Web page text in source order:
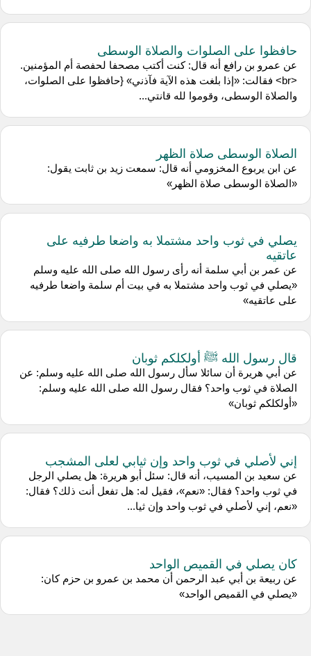
حافظوا على الصلوات والصلاة الوسطى
عن عمرو بن رافع أنه قال: كنت أكتب مصحفا لحفصة أم المؤمنين.
<br> فقالت: «إذا بلغت هذه الآية فآذني» {حافظوا على الصلوات،
والصلاة الوسطى، وقوموا لله قانتي...
الصلاة الوسطى صلاة الظهر
عن ابن يربوع المخزومي أنه قال: سمعت زيد بن ثابت يقول:
«الصلاة الوسطى صلاة الظهر»
يصلي في ثوب واحد مشتملا به واضعا طرفيه على
عاتقيه
عن عمر بن أبي سلمة أنه رأى رسول الله صلى الله عليه وسلم
«يصلي في ثوب واحد مشتملا به في بيت أم سلمة واضعا طرفيه
على عاتقيه»
قال رسول الله ﷺ أولكلكم ثوبان
عن أبي هريرة أن سائلا سأل رسول الله صلى الله عليه وسلم: عن
الصلاة في ثوب واحد؟ فقال رسول الله صلى الله عليه وسلم:
«أولكلكم ثوبان»
إني لأصلي في ثوب واحد وإن ثيابي لعلى المشجب
عن سعيد بن المسيب، أنه قال: سئل أبو هريرة: هل يصلي الرجل
في ثوب واحد؟ فقال: «نعم»، فقيل له: هل تفعل أنت ذلك؟ فقال:
«نعم، إني لأصلي في ثوب واحد وإن ثيا...
كان يصلي في القميص الواحد
عن ربيعة بن أبي عبد الرحمن أن محمد بن عمرو بن حزم كان:
«يصلي في القميص الواحد»